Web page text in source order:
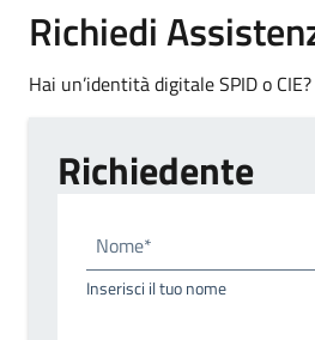
Richiedi
Hai un’identità digitale SPID o CIE?
Richiedente
Nome*
Inserisci il tuo nome